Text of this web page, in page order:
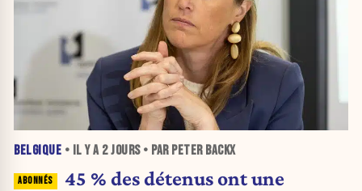
BELGIQUE • IL Y A 2 JOURS• PAR PETER BACKX
45 % des détenus ont une